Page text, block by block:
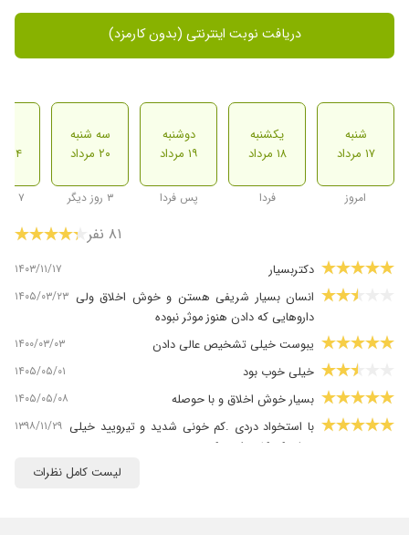
دریافت نوبت اینترنتی (بدون کارمزد)
شنبه
۱۷ مرداد
امروز
یکشنبه
۱۸ مرداد
فردا
دوشنبه
۱۹ مرداد
پس فردا
سه شنبه
۲۰ مرداد
۳ روز دیگر
۲۴ مرداد
۷ روز دیگر
۸۱ نفر
دکتربسیار ۱۴۰۳/۱۱/۱۷
انسان بسیار شریفی هستن و خوش اخلاق ولی
داروهایی که دادن هنوز موثر نبوده
۱۴۰۵/۰۳/۲۳
یبوست خیلی تشخیص عالی دادن ۱۴۰۰/۰۳/۰۳
خیلی خوب بود ۱۴۰۵/۰۵/۰۱
بسیار خوش اخلاق و با حوصله ۱۴۰۵/۰۵/۰۸
با استخواد دردی .کم خونی شدید و تیرویید خیلی
خیلی کم کار مراجعه کردم
۱۳۹۸/۱۱/۲۹
۱۴۰۵/۰۴/۱۵
لیست کامل نظرات